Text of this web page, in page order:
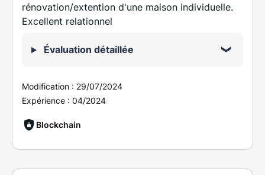
rénovation/extention d'une maison individuelle.
Excellent relationnel
Évaluation détaillée
Modification : 29/07/2024
Expérience : 04/2024
Blockchain